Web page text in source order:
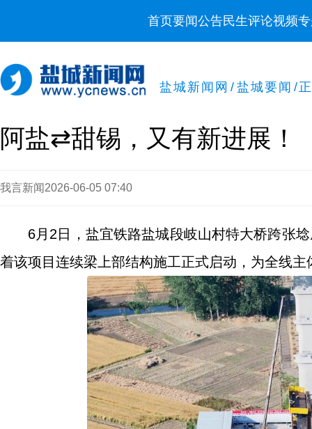
首页要闻公告民生评论视频
盐城新闻网 / 盐城要闻 /
阿盐⇄甜锡，又有新进展！
我言新闻 2026-06-05 07:40
6月2日，盐宜铁路盐城段岐山村特大桥跨张
着该项目连续梁上部结构施工正式启动，为全线